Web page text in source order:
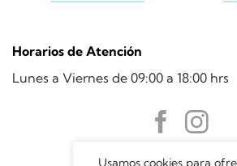
Horarios de Atención
Lunes a Viernes de 09:00 a 18:00 hrs
Usamos cookies para